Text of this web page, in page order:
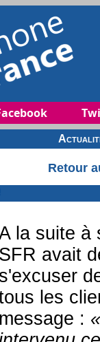
Retour
la suite à
SFR avait
s'excuser
les
message :